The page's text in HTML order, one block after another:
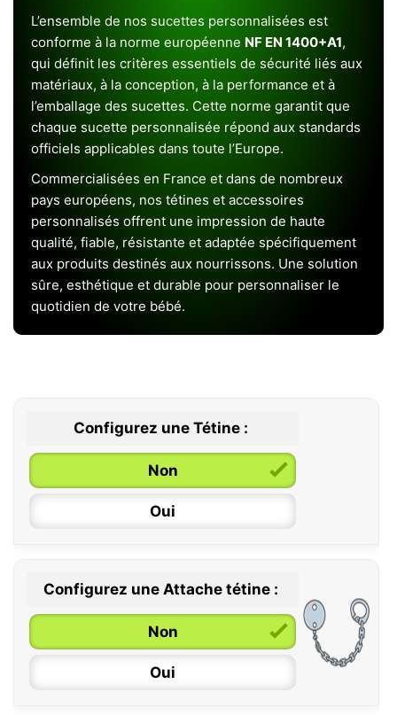
L’ensemble de nos sucettes personnalisées est
conforme à la norme européenne NF EN 1400+A1,
qui définit les critères essentiels de sécurité liés aux
matériaux, à la conception, à la performance et à
l’emballage des sucettes. Cette norme garantit que
chaque sucette personnalisée répond aux standards
officiels applicables dans toute l’Europe.
Commercialisées en France et dans de nombreux
pays européens, nos tétines et accessoires
personnalisés offrent une impression de haute
qualité, fiable, résistante et adaptée spécifiquement
aux produits destinés aux nourrissons. Une solution
sûre, esthétique et durable pour personnaliser le
quotidien de votre bébé.
Configurez une Tétine :
Non
Oui
0 / 6 mois
6 / 36 mois
Configurez une Attache tétine :
Non
Oui